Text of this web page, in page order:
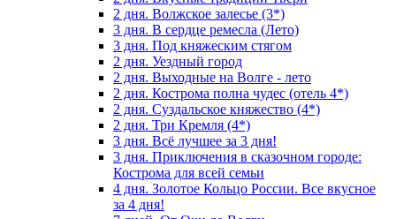
2 дня. Волжское залесье (3*)
3 дня. В сердце ремесла (Лето)
3 дня. Под княжеским стягом
2 дня. Уездный город
2 дня. Выходные на Волге - лето
2 дня. Кострома полна чудес (отель 4*)
2 дня. Суздальское княжество (4*)
2 дня. Три Кремля (4*)
3 дня. Всё лучшее за 3 дня!
3 дня. Приключения в сказочном городе:
Кострома для всей семьи
4 дня. Золотое Кольцо России. Все вкусное
за 4 дня!